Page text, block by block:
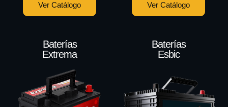
Ver Catálogo Ver Catálogo
Baterías
Extrema
Baterías
Esbic